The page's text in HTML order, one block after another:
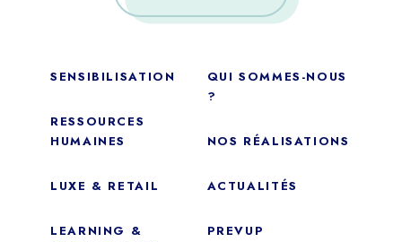
SENSIBILISATION
RESSOURCES
HUMAINES
LUXE & RETAIL
LEARNING &
QUI SOMMES-NOUS
?
NOS RÉALISATIONS
ACTUALITÉS
PREVUP